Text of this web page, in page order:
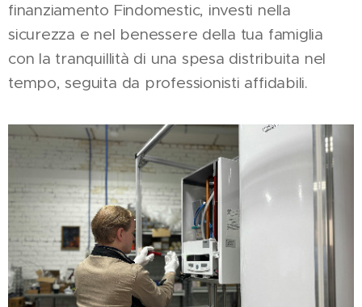
finanziamento Findomestic, investi nella
sicurezza e nel benessere della tua famiglia
con la tranquillità di una spesa distribuita nel
tempo, seguita da professionisti affidabili.